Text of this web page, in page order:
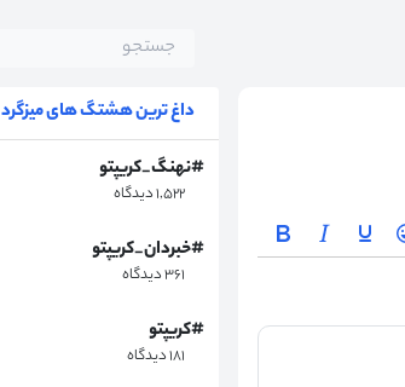
داغ ترین هشتگ های میزگرد
#نهنگ_کریپتو
۱,۵۲۲ دیدگاه
#خبردان_کریپتو
۳۶۱ دیدگاه
#کریپتو
۱۸۱ دیدگاه